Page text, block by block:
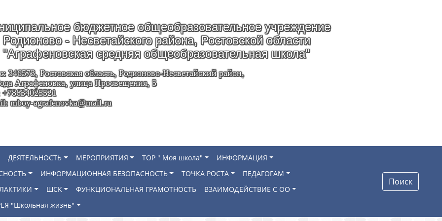
бюджетное общеобразовательное учреждение
Родионово - Несветайского района, Ростовской области
"Аграфеновская средняя общеобразовательная школа"
346573, Ростовская область, Родионово-Несветайский район,
Аграфеновка, улица Просвещения, 5
+78634025521
mboy-agrafenovka@mail.ru
ДЕЯТЕЛЬНОСТЬ МЕРОПРИЯТИЯ ТОР " Моя школа"
ИНФОРМАЦИЯ
ИНФОРМАЦИОННАЯ БЕЗОПАСНОСТЬ ТОЧКА РОСТА
ПЕДАГОГАМ
ШСК ФУНКЦИОНАЛЬНАЯ ГРАМОТНОСТЬ
ВЗАИМОДЕЙСТВИЕ С ОО
"Школьная жизнь"
Поиск